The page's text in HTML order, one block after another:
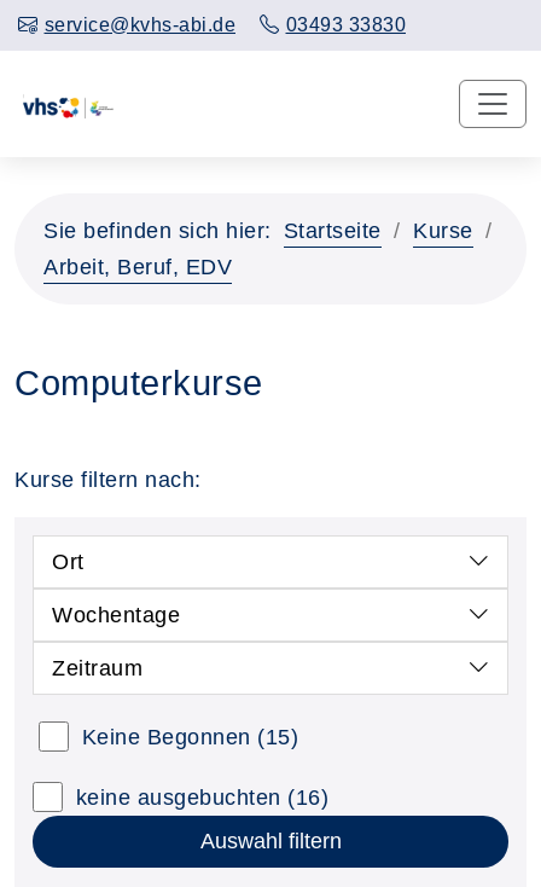
service@kvhs-abi.de 03493 33830
Sie befinden sich hier: Startseite
Kurse
Arbeit, Beruf, EDV
Computerkurse
Kurse filtern nach:
Ort
Wochentage
Zeitraum
Keine Begonnen (15)
keine ausgebuchten (16)
Auswahl filtern